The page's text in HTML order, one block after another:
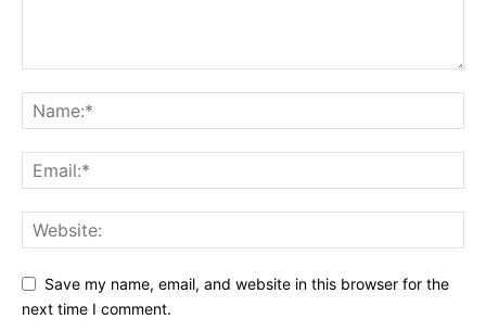
Save my name, email, and website in this browser for the
next time I comment.